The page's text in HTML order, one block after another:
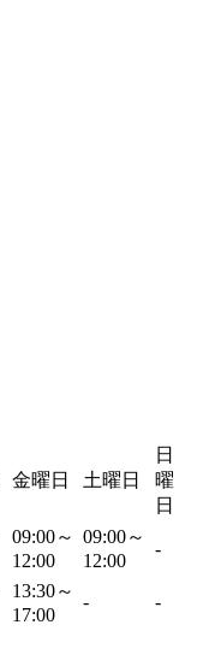
金曜日 土曜日
日
曜
日
09:00～
12:00
09:00～
12:00
-
13:30～
17:00
- -